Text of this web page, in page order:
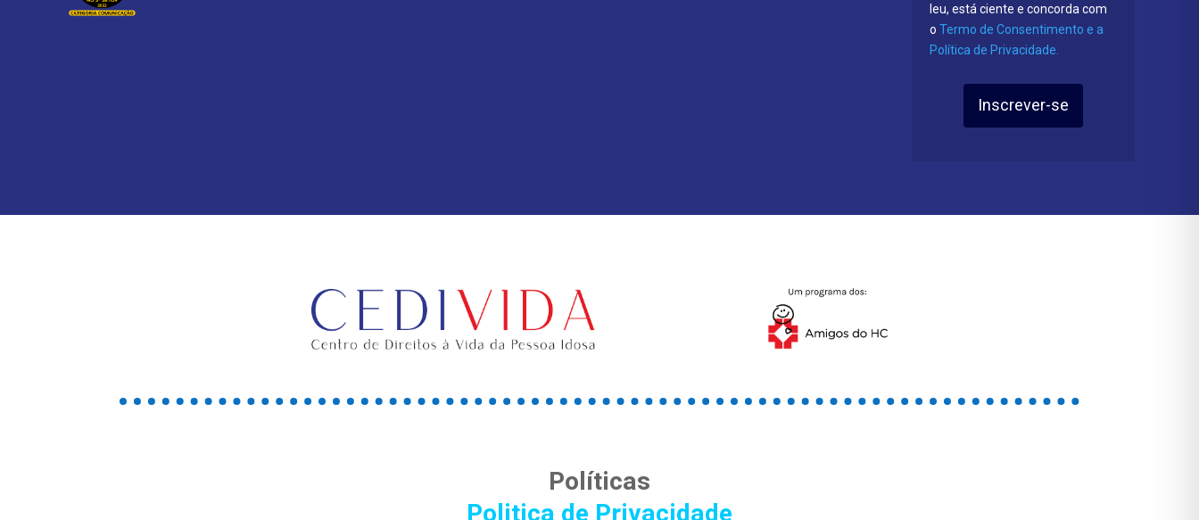
leu, está ciente e concorda com
o Termo de Consentimento e a
Política de Privacidade.
Inscrever-se
Políticas